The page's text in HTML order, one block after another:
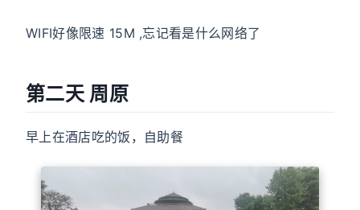
WIFI好像限速 15M ,忘记看是什么网络了
第二天 周原
早上在酒店吃的饭，自助餐